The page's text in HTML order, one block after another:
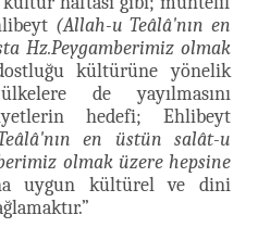
(Allah-u Teâlâ'nın en
Hz.Peygamberimiz olmak
kültürüne yönelik
de yayılmasını
hedefi; Ehlibeyt
en üstün salât-u
olmak üzere hepsine
uygun kültürel ve dini